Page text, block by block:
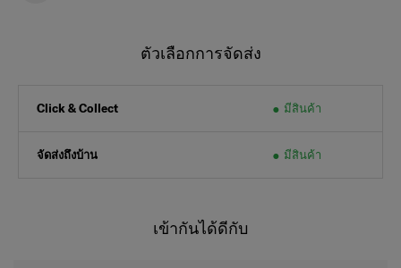
ตัวเลือกการจัดส่ง
Click & Collect มีสินค้า
จัดส่งถึงบ้าน มีสินค้า
เข้ากันได้ดีกับ